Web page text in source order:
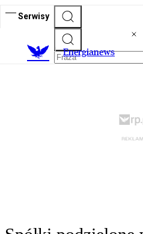
Serwisy
Energianews